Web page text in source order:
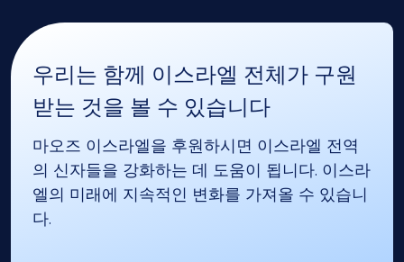
우리는 함께 이스라엘 전체가 구원
받는 것을 볼 수 있습니다
마오즈 이스라엘을 후원하시면 이스라엘 전역
의 신자들을 강화하는 데 도움이 됩니다. 이스라
엘의 미래에 지속적인 변화를 가져올 수 있습니
다.